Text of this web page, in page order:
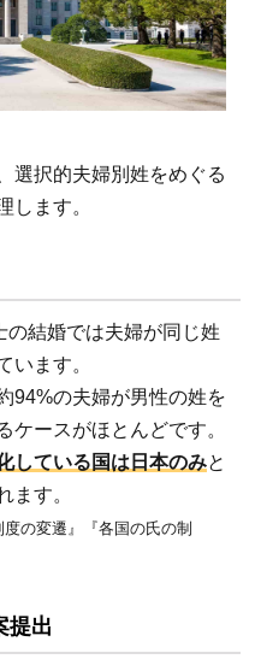
選択的夫婦別姓をめぐる
します。
の結婚では夫婦が同じ姓
います。
94%の夫婦が男性の姓を
ケースがほとんどです。
している国は日本のみと
ます。
の変遷』『各国の氏の制
提出